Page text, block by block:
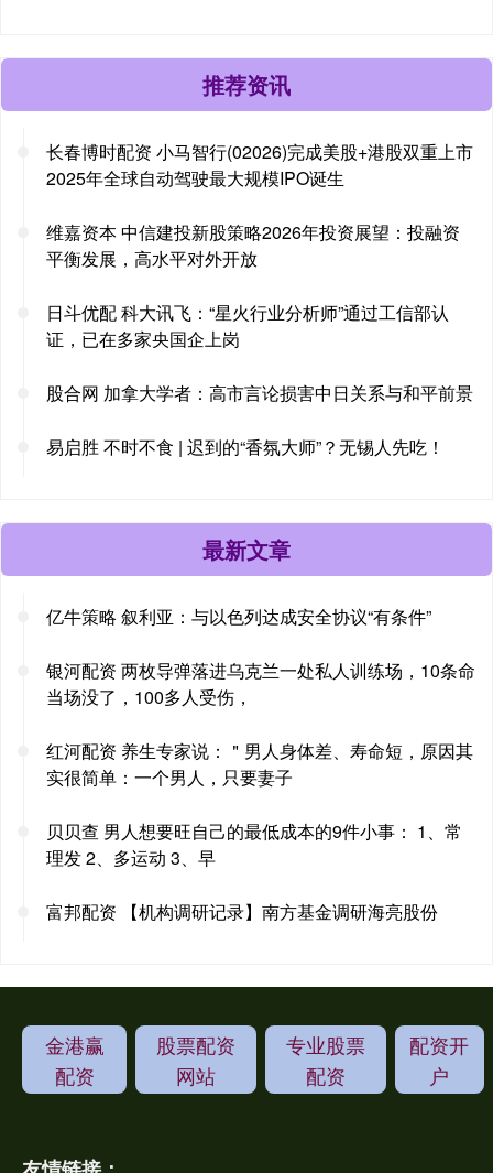
推荐资讯
长春博时配资 小马智行(02026)完成美股+港股双重上市
2025年全球自动驾驶最大规模IPO诞生
维嘉资本 中信建投新股策略2026年投资展望：投融资
平衡发展，高水平对外开放
日斗优配 科大讯飞：“星火行业分析师”通过工信部认
证，已在多家央国企上岗
股合网 加拿大学者：高市言论损害中日关系与和平前景
易启胜 不时不食 | 迟到的“香氛大师”？无锡人先吃！
最新文章
亿牛策略 叙利亚：与以色列达成安全协议“有条件”
银河配资 两枚导弹落进乌克兰一处私人训练场，10条命
当场没了，100多人受伤，
红河配资 养生专家说：＂男人身体差、寿命短，原因其
实很简单：一个男人，只要妻子
贝贝查 男人想要旺自己的最低成本的9件小事： 1、常
理发 2、多运动 3、早
富邦配资 【机构调研记录】南方基金调研海亮股份
金港赢
配资
股票配资
网站
专业股票
配资
配资开
户